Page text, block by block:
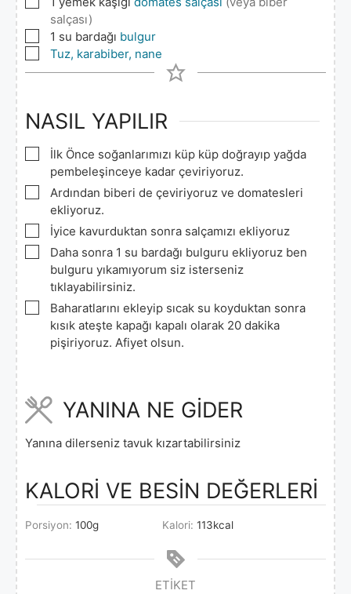
salçası)
▢1 su bardağı bulgur
▢
Tuz, karabiber, nane
NASIL YAPILIR
▢
İlk Önce soğanlarımızı küp küp doğrayıp yağda
pembeleşinceye kadar çeviriyoruz.
▢
Ardından biberi de çeviriyoruz ve domatesleri
ekliyoruz.
▢
İyice kavurduktan sonra salçamızı ekliyoruz
▢
Daha sonra 1 su bardağı bulguru ekliyoruz ben
bulguru yıkamıyorum siz isterseniz
tıklayabilirsiniz.
▢
Baharatlarını ekleyip sıcak su koyduktan sonra
kısık ateşte kapağı kapalı olarak 20 dakika
pişiriyoruz. Afiyet olsun.
YANINA NE GİDER
Yanına dilerseniz tavuk kızartabilirsiniz
KALORİ VE BESİN DEĞERLERİ
Porsiyon: 100g Kalori: 113kcal
ETIKET